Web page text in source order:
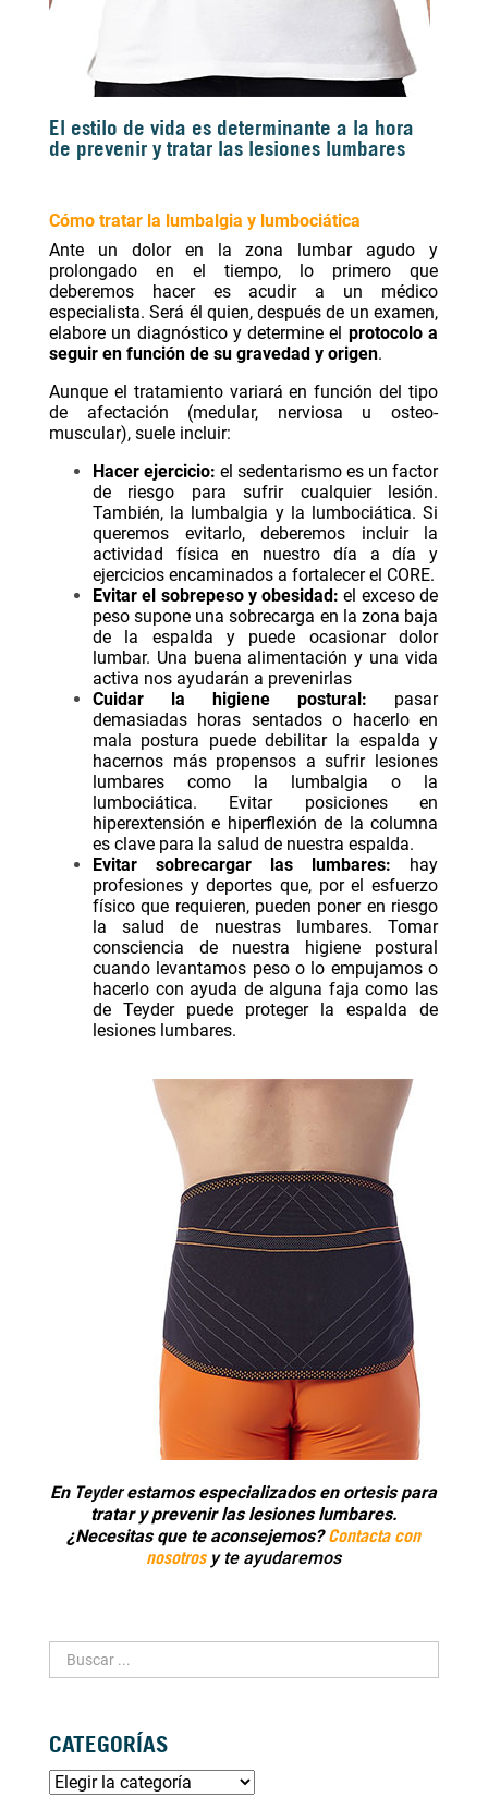
El estilo de vida es determinante a la hora
de prevenir y tratar las lesiones lumbares
Cómo tratar la lumbalgia y lumbociática
Ante un dolor en la zona lumbar agudo y
prolongado en el tiempo, lo primero que
deberemos hacer es acudir a un médico
especialista. Será él quien, después de un examen,
elabore un diagnóstico y determine el protocolo a
seguir en función de su gravedad y origen.
Aunque el tratamiento variará en función del tipo
de afectación (medular, nerviosa u osteo-
muscular), suele incluir:
Hacer ejercicio: el sedentarismo es un factor
de riesgo para sufrir cualquier lesión.
También, la lumbalgia y la lumbociática. Si
queremos evitarlo, deberemos incluir la
actividad física en nuestro día a día y
ejercicios encaminados a fortalecer el CORE.
Evitar el sobrepeso y obesidad: el exceso de
peso supone una sobrecarga en la zona baja
de la espalda y puede ocasionar dolor
lumbar. Una buena alimentación y una vida
activa nos ayudarán a prevenirlas
Cuidar la higiene postural: pasar
demasiadas horas sentados o hacerlo en
mala postura puede debilitar la espalda y
hacernos más propensos a sufrir lesiones
lumbares como la lumbalgia o la
lumbociática. Evitar posiciones en
hiperextensión e hiperflexión de la columna
es clave para la salud de nuestra espalda.
Evitar sobrecargar las lumbares: hay
profesiones y deportes que, por el esfuerzo
físico que requieren, pueden poner en riesgo
la salud de nuestras lumbares. Tomar
consciencia de nuestra higiene postural
cuando levantamos peso o lo empujamos o
hacerlo con ayuda de alguna faja como las
de Teyder puede proteger la espalda de
lesiones lumbares.
En Teyderestamos especializados en ortesis para
tratar y prevenir las lesiones lumbares.
¿Necesitas que te aconsejemos? Contacta con
nosotrosy te ayudaremos
CATEGORÍAS